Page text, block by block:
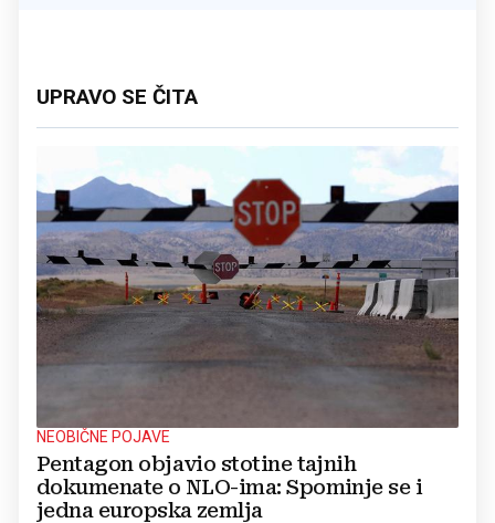
UPRAVO SE ČITA
NEOBIČNE POJAVE
Pentagon objavio stotine tajnih
dokumenate o NLO-ima: Spominje se i
jedna europska zemlja